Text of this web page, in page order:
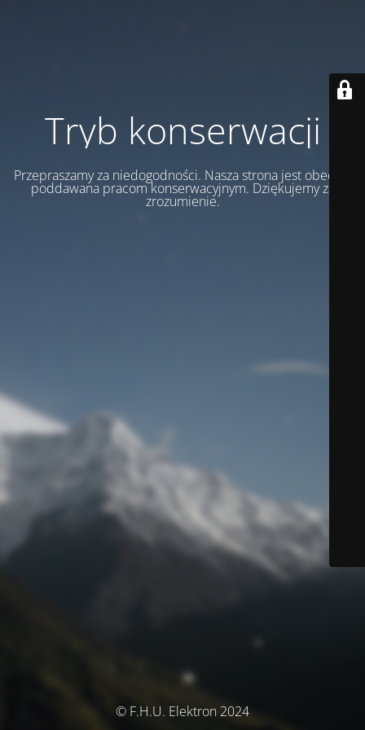
Tryb konserwacji
Przepraszamy za niedogodności. Nasza strona jest obecnie
poddawana pracom konserwacyjnym. Dziękujemy za
zrozumienie.
© F.H.U. Elektron 2024